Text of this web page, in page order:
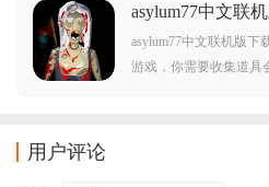
需要在这里解开谜题，
asylum77中文联
asylum77中文联机版下
游戏，你需要收集道具
用户评论